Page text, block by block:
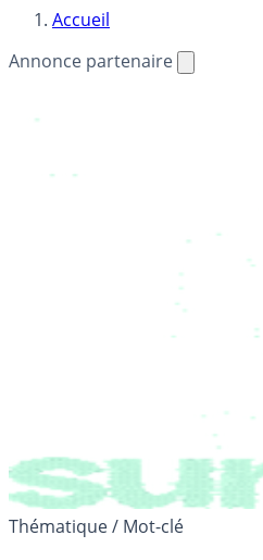
Accueil
Annonce partenaire
Thématique / Mot-clé